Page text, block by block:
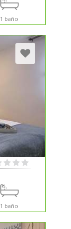
1 baño
1 baño